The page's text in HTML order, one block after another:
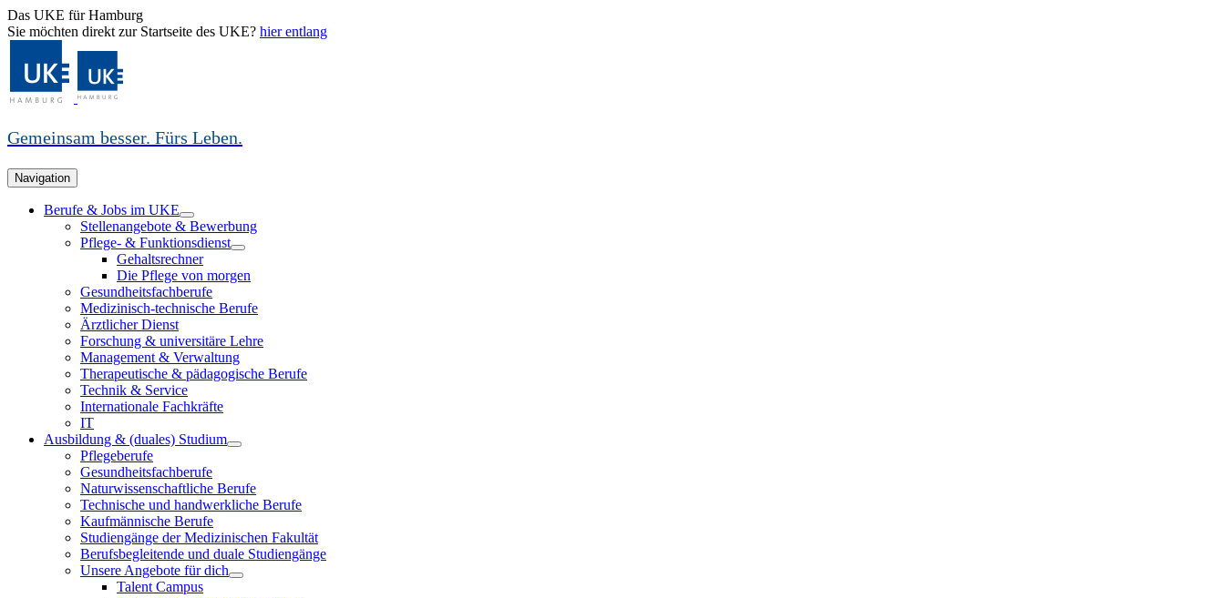
Das UKE für Hamburg
Sie möchten direkt zur Startseite des UKE? hier entlang
Gemeinsam besser. Fürs Leben.
Navigation
Berufe & Jobs im UKE
Stellenangebote & Bewerbung
Pflege- & Funktionsdienst
Gehaltsrechner
Die Pflege von morgen
Gesundheitsfachberufe
Medizinisch-technische Berufe
Ärztlicher Dienst
Forschung & universitäre Lehre
Management & Verwaltung
Therapeutische & pädagogische Berufe
Technik & Service
Internationale Fachkräfte
IT
Ausbildung & (duales) Studium
Pflegeberufe
Gesundheitsfachberufe
Naturwissenschaftliche Berufe
Technische und handwerkliche Berufe
Kaufmännische Berufe
Studiengänge der Medizinischen Fakultät
Berufsbegleitende und duale Studiengänge
Unsere Angebote für dich
Talent Campus